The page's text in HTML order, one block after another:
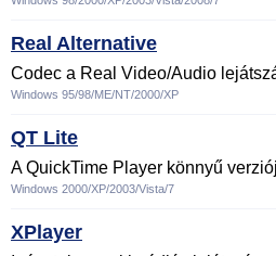
Real Alternative
Codec a Real Video/Audio
Windows 95/98/ME/NT/2000/XP
QT Lite
A QuickTime Player könnyű
Windows 2000/XP/2003/Vista/7
XPlayer